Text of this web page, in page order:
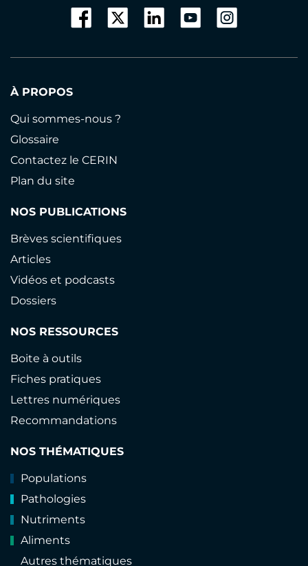
À PROPOS
Qui sommes-nous ?
Glossaire
Contactez le CERIN
Plan du site
NOS PUBLICATIONS
Brèves scientifiques
Articles
Vidéos et podcasts
Dossiers
NOS RESSOURCES
Boite à outils
Fiches pratiques
Lettres numériques
Recommandations
NOS THÉMATIQUES
Populations
Pathologies
Nutriments
Aliments
Autres thématiques